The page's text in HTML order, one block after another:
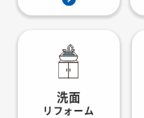
洗面
リフォーム